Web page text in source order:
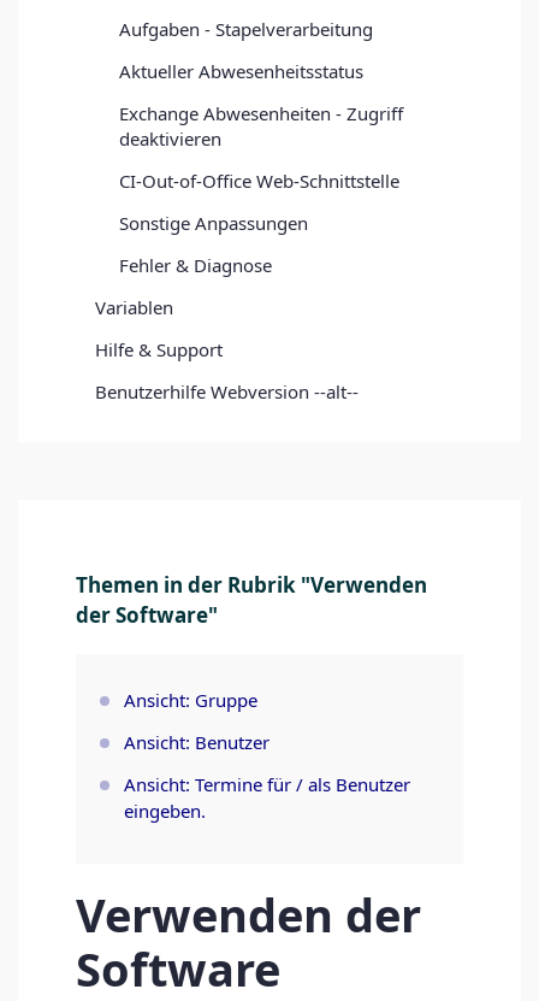
Aufgaben - Stapelverarbeitung
Aktueller Abwesenheitsstatus
Exchange Abwesenheiten - Zugriff
deaktivieren
CI-Out-of-Office Web-Schnittstelle
Sonstige Anpassungen
Fehler & Diagnose
Variablen
Hilfe & Support
Benutzerhilfe Webversion --alt--
Themen in der Rubrik "Verwenden
der Software"
Ansicht: Gruppe
Ansicht: Benutzer
Ansicht: Termine für / als Benutzer
eingeben.
Verwenden der
Software